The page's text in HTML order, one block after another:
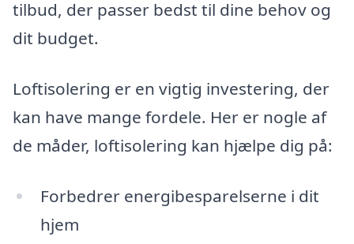
tilbud, der passer bedst til dine behov og
dit budget.
Loftisolering er en vigtig investering, der
kan have mange fordele. Her er nogle af
de måder, loftisolering kan hjælpe dig på:
Forbedrer energibesparelserne i dit
hjem